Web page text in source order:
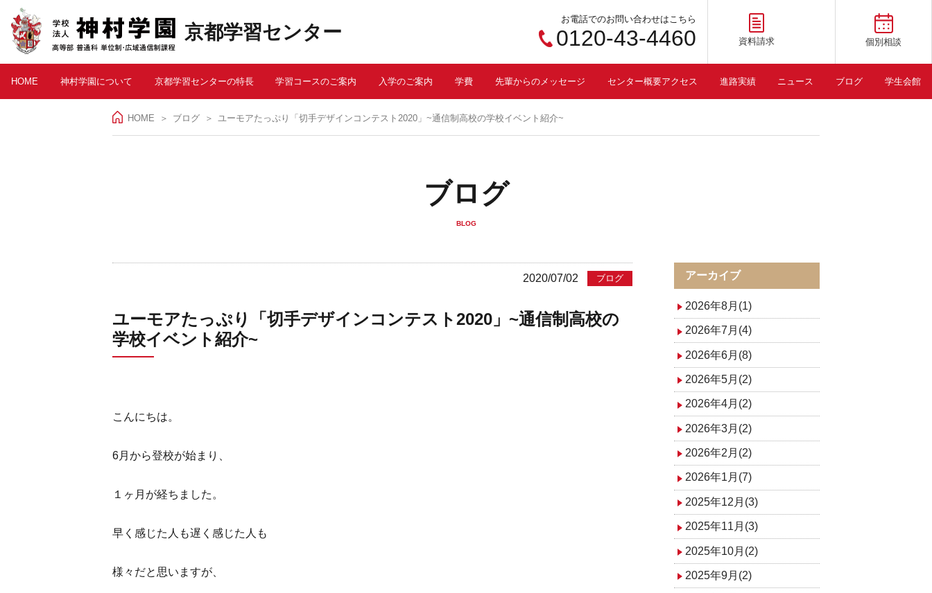
京都学習センター
お電話でのお問い合わせはこちら
0120-43-4460 資料請求 個別相談
HOME 神村学園について 京都学習センターの特長 学習コースのご案内 入学のご案内 学費 先輩からのメッセージ センター概要アクセス 進路実績 ニュース ブログ 学生会館
HOME ＞ ブログ ユーモアたっぷり「切手デザインコンテスト2020」~通信制高校の学校イベント紹介~
ブログ
BLOG
2020/07/02 ブログ
ユーモアたっぷり「切手デザインコンテスト2020」~通信制高校の
学校イベント紹介~
こんにちは。
6月から登校が始まり、
１ヶ月が経ちました。
早く感じた人も遅く感じた人も
様々だと思いますが、
アーカイブ
2026年8月(1)
2026年7月(4)
2026年6月(8)
2026年5月(2)
2026年4月(2)
2026年3月(2)
2026年2月(2)
2026年1月(7)
2025年12月(3)
2025年11月(3)
2025年10月(2)
2025年9月(2)